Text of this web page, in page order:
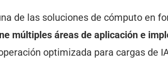
de las soluciones de cómputo en
múltiples áreas de aplicación e
optimizada para cargas de